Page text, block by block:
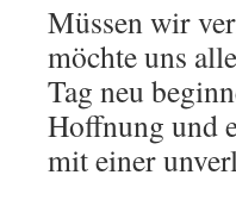
Müssen wir
möchte uns
Tag neu
Hoffnung und
mit einer